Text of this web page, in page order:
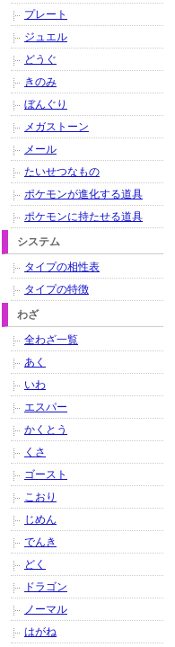
プレート
ジュエル
どうぐ
きのみ
ぼんぐり
メガストーン
メール
たいせつなもの
ポケモンが進化する道具
ポケモンに持たせる道具
システム
タイプの相性表
タイプの特徴
わざ
全わざ一覧
あく
いわ
エスパー
かくとう
くさ
ゴースト
こおり
じめん
でんき
どく
ドラゴン
ノーマル
はがね